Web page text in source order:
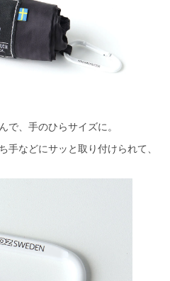
で、手のひらサイズに。
手などにサッと取り付けられて、